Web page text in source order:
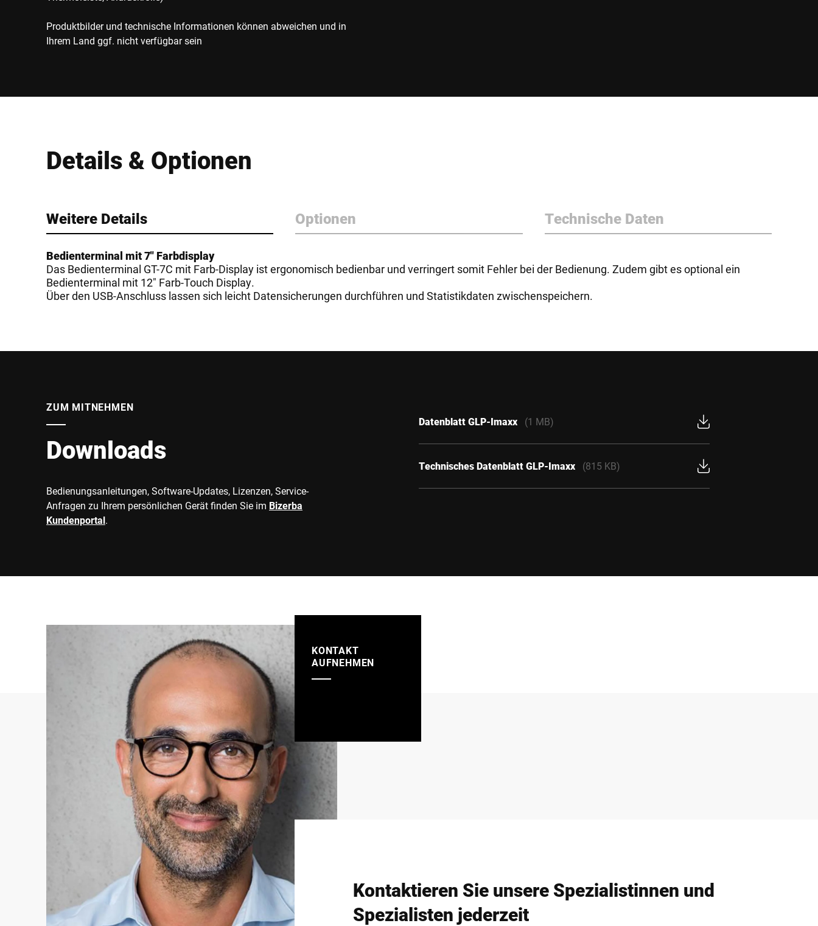
Produktbilder und technische Informationen können abweichen und in
Ihrem Land ggf. nicht verfügbar sein
Details & Optionen
Weitere Details Optionen Technische Daten
Bedienterminal mit 7" Farbdisplay
Das Bedienterminal GT-7C mit Farb-Display ist ergonomisch bedienbar und verringert somit Fehler bei der Bedienung. Zudem gibt es optional ein
Bedienterminal mit 12" Farb-Touch Display.
Über den USB-Anschluss lassen sich leicht Datensicherungen durchführen und Statistikdaten zwischenspeichern.
ZUM MITNEHMEN
Downloads
Bedienungsanleitungen, Software-Updates, Lizenzen, Service-
Anfragen zu Ihrem persönlichen Gerät finden Sie im Bizerba
Kundenportal.
Datenblatt GLP-Imaxx (1 MB)
Technisches Datenblatt GLP-Imaxx (815 KB)
KONTAKT
AUFNEHMEN
Kontaktieren Sie unsere Spezialistinnen und
Spezialisten jederzeit